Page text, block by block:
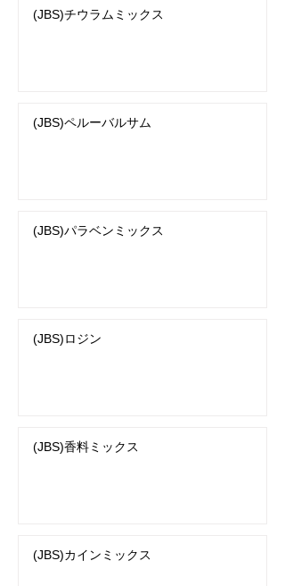
(JBS)チウラムミックス
(JBS)ペルーバルサム
(JBS)パラベンミックス
(JBS)ロジン
(JBS)香料ミックス
(JBS)カインミックス